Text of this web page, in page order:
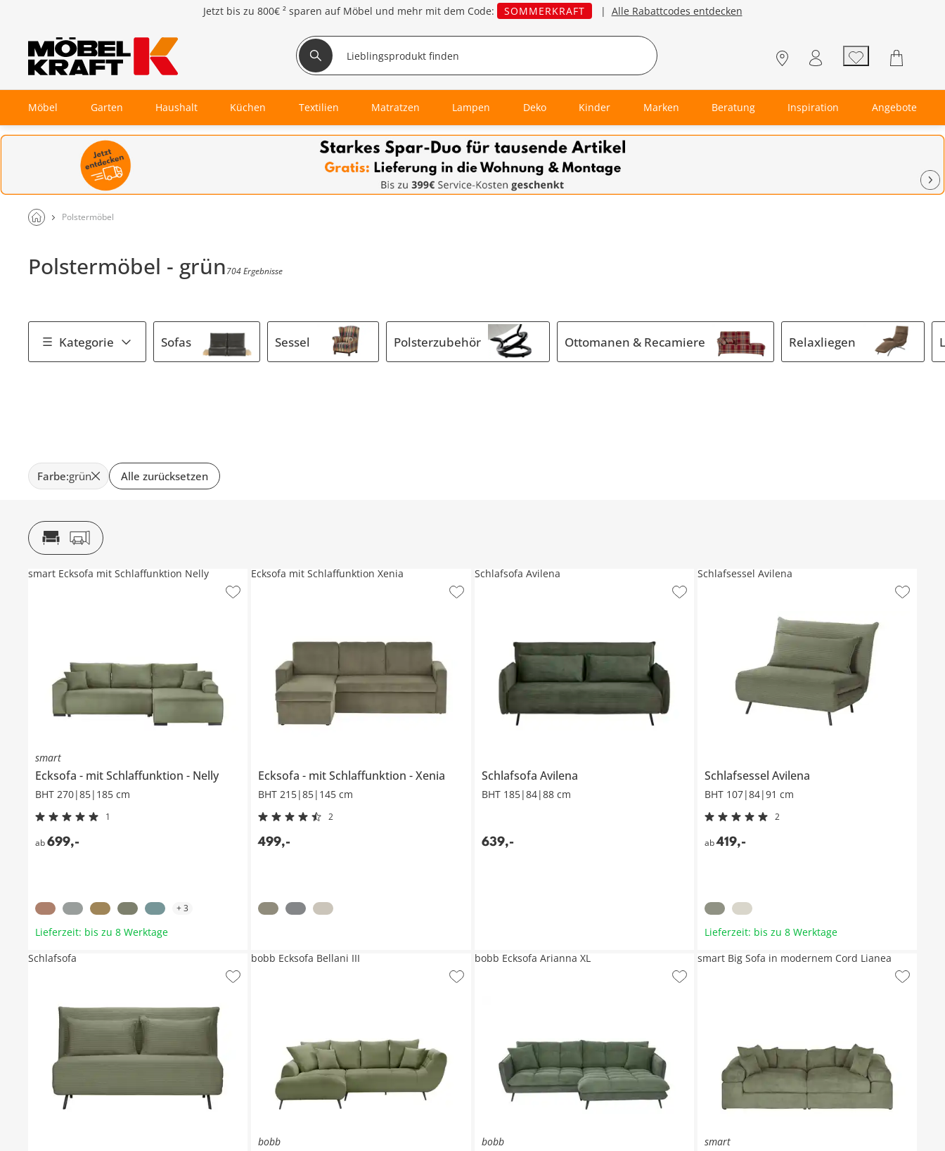
Jetzt bis zu 800€ ² sparen auf Möbel und mehr mit dem Code: SOMMERKRAFT | Alle Rabattcodes entdecken
Möbel Garten Haushalt Küchen Textilien Matratzen Lampen Deko Kinder Marken Beratung Inspiration Angebote
Polstermöbel
Polstermöbel - grün704 Ergebnisse
Kategorie Sofas Sessel Polsterzubehör Ottomanen & Recamiere Relaxliegen
Farbe:grün Alle zurücksetzen
smart
Ecksofa mit Schlaffunktion Nelly
BHT 270|85|185 cm
1
ab699,-
smart Ecksofa mit Schlaffunktion Nelly
+3
Lieferzeit: bis zu 8 Werktage
Ecksofa mit Schlaffunktion Xenia
BHT 215|85|145 cm
2
499,-
Ecksofa mit Schlaffunktion Xenia
Schlafsofa Avilena
BHT 185|84|88 cm
639,-
Schlafsofa Avilena
Schlafsessel Avilena
BHT 107|84|91 cm
2
ab419,-
Schlafsessel Avilena
Lieferzeit: bis zu 8 Werktage
Schlafsofa
bobb
bobb Ecksofa Bellani III
bobb
bobb Ecksofa Arianna XL
smart
smart Big Sofa in modernem Cord Lianea